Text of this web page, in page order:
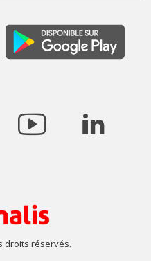
droits réservés.